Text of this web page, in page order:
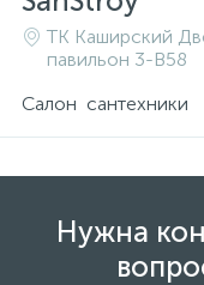
ТК Каширский
павильон 3-B58
Салон сантехники
Нужна